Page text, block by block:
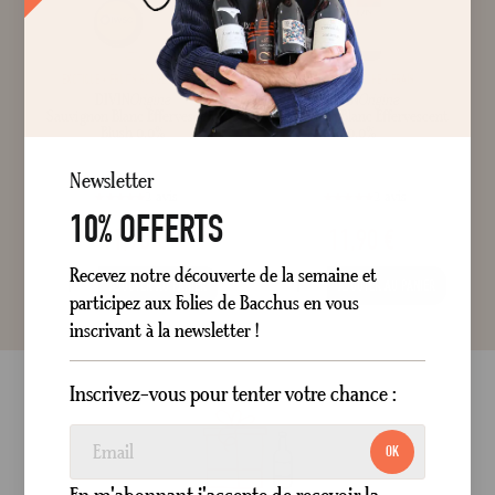
FRUITS ROUGES FRAIS
Sauvignon Blanc Effervescent
Blush 0.0%
style="width: 100%;"100
% of100
11,90 €
AJOUTER AU PANIER
EXOTIQUE PÊCHE
DIVIN
Sauvignon Blanc Effervescent
0.0%
AJOUTER AU PANIER
Newsletter
10% OFFERTS
Recevez notre découverte de la semaine et
participez aux Folies de Bacchus en vous
inscrivant à la newsletter !
Inscrivez-vous pour tenter votre chance :
OK